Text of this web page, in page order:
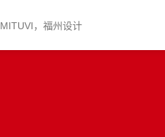
MITUVI，福州设计